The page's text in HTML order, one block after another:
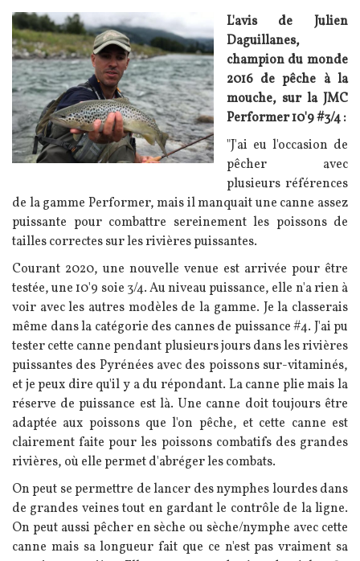
Image
Texte
L'avis de Julien
Daguillanes,
champion du monde
2016 de pêche à la
mouche, sur la JMC
Performer 10'9 #3/4 :
"J'ai eu l'occasion de
pêcher avec
plusieurs références
de la gamme Performer, mais il manquait une canne assez
puissante pour combattre sereinement les poissons de
tailles correctes sur les rivières puissantes.
Courant 2020, une nouvelle venue est arrivée pour être
testée, une 10'9 soie 3/4. Au niveau puissance, elle n'a rien à
voir avec les autres modèles de la gamme. Je la classerais
même dans la catégorie des cannes de puissance #4. J'ai pu
tester cette canne pendant plusieurs jours dans les rivières
puissantes des Pyrénées avec des poissons sur-vitaminés,
et je peux dire qu'il y a du répondant. La canne plie mais la
réserve de puissance est là. Une canne doit toujours être
adaptée aux poissons que l'on pêche, et cette canne est
clairement faite pour les poissons combatifs des grandes
rivières, où elle permet d'abréger les combats.
On peut se permettre de lancer des nymphes lourdes dans
de grandes veines tout en gardant le contrôle de la ligne.
On peut aussi pêcher en sèche ou sèche/nymphe avec cette
canne mais sa longueur fait que ce n'est pas vraiment sa